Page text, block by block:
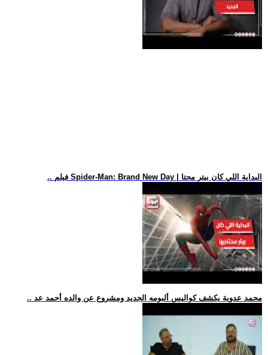
.. فيلم Spider-Man: Brand New Day | البداية اللي كان بيتر محتا
.. محمد عدوية يكشف كواليس ألبومه الجديد ومشروع عن والده أحمد عد